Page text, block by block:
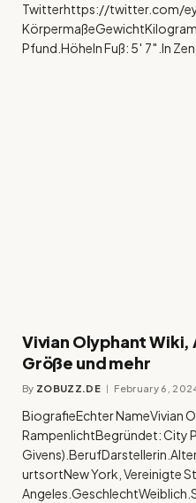
Twitterhttps://twitter.com/
Pfund.HöheIn Fuß: 5′ 7″.In
Vivian Olyphant
Größe und mehr
By ZOBUZZ.DE February 6,
BiografieEchter NameVivian
RampenlichtBegründet: City
urtsortNew York, Vereinigte